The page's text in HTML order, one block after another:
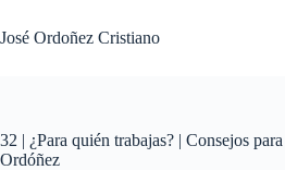
al
contenido
José Ordoñez Cristiano
32 | ¿Para quién trabajas? | Consejos
Ordóñez